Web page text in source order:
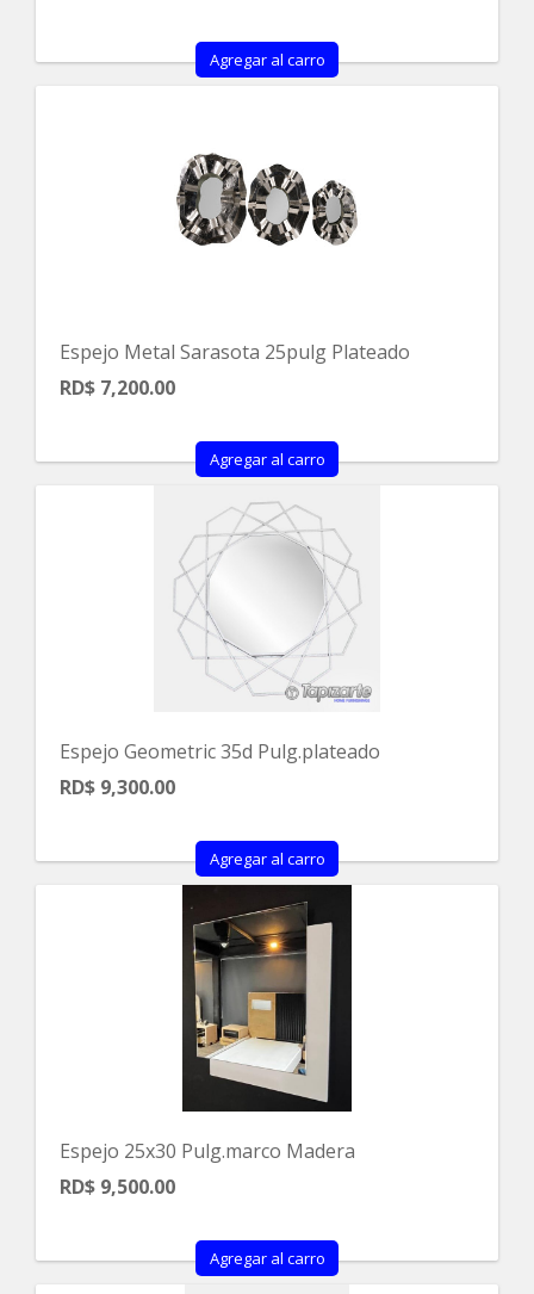
Agregar al carro
Espejo Metal Sarasota 25pulg Plateado
RD$ 7,200.00
Agregar al carro
Espejo Geometric 35d Pulg.plateado
RD$ 9,300.00
Agregar al carro
Espejo 25x30 Pulg.marco Madera
RD$ 9,500.00
Agregar al carro